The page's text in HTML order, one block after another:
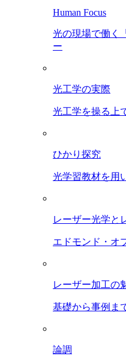
Human Focus
光の現場で働く
ー
光工学の実際
光工学を操る上
ひかり探究
光学習教材を用
レーザー光学と
エドモンド・オ
レーザー加工の
基礎から事例ま
論調